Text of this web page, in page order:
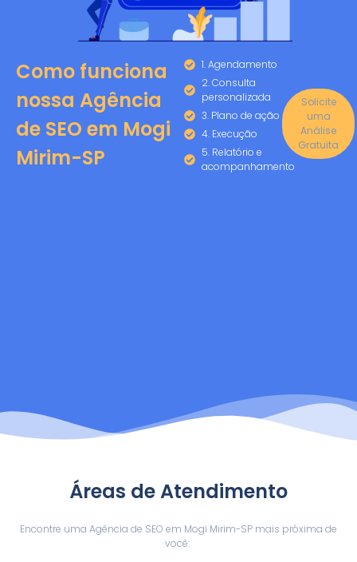
Como funciona
nossa Agência
de SEO em Mogi
Mirim-SP
1. Agendamento
2. Consulta
personalizada
3. Plano de ação
4. Execução
5. Relatório e
acompanhamento
Solicite
uma
Análise
Gratuita
Áreas de Atendimento
Encontre uma Agência de SEO em Mogi Mirim-SP mais próxima de
você: